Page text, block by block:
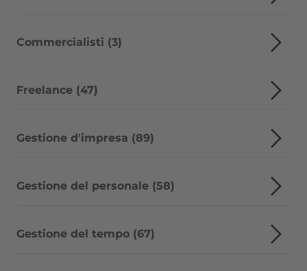
Commercialisti (3)
Freelance (47)
Gestione d'impresa (89)
Gestione del personale (58)
Gestione del tempo (67)